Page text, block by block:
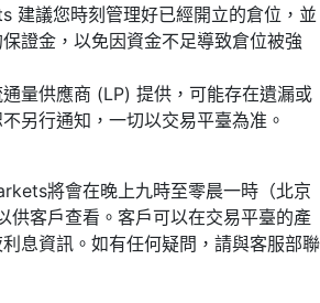
建議您時刻管理好已經開立的倉位，並
證金，以免因資金不足導致倉位被強
量供應商 (LP) 提供，可能存在遺漏或
另行通知，一切以交易平臺為准。
將會在晚上九時至零晨一時（北京
供客戶查看。客戶可以在交易平臺的產
息資訊。如有任何疑問，請與客服部聯